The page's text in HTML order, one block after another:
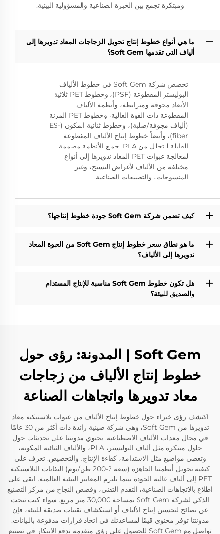
ومبتكرة تجمع بين الخبرة الصناعية والمسؤولية البيئية.
ما هي أنواع خطوط إنتاج تحويل الزجاجات المعاد تدويرها إلى
ألياف التي تقدمها Soft Gem؟
تخصص شركة Soft Gem في خطوط الألياف
البوليستر المقطوعة (PSF)، وخطوط PET ثلاثية
الأبعاد مجوفة ومترابطة، وأنظمة الألياف
المقطوعة ذات القوة العالية، وخطوط PET المرنة
(ألياف مجوفة/صلبة)، وخطوط ثنائية المكون (ES-
fiber)، وأيضاً خطوط إنتاج الألياف المقطوعة
القابلة للتحلل من PLA. جميع الأنظمة مصممة
لمعالجة عبوات PET المعاد تدويرها إلى أنواع
مختلفة من الألياف لأغراض النسيج، وغير
المنسوجات، والتطبيقات الصناعية.
كيف تضمن شركة Soft Gem جودة خطوط إنتاجها؟
ما هو نطاق سعر خطوط إنتاج Soft Gem من العبوة المعاد
تدويرها إلى الألياف؟
هل تكون خطوط Soft Gem مناسبة للإنتاج المستدام
والصديق للبيئة؟
Soft Gem | المدونة: رؤى حول
خطوط إنتاج الألياف من زجاجات
معاد تدويرها واتجاهات الصناعة
اكتشف رؤى خبراء حول خطوط إنتاج الألياف من عبوات بلاستيكية معاد
تدويرها من Soft Gem، وهي شركة صينية رائدة ذات أكثر من 30 عامًا
في مجال معدات الألياف الاصطناعية. يحتوي مدونتنا على تحديثات حول
حلول مبتكرة مثل ألياف البوليستر، PLA، والألياف الثنائية المكونة،
وتغطي مواضيع مثل الاستدامة، كفاءة الإنتاج، والتخصيص. تعرف على
كيفية تحويل أنظمتنا الجاهزة (سعة 2-200 طن/يوم) النفايات البلاستيكية
PET إلى ألياف عالية الجودة بينما تلتزم المعايير البيئية العالمية. ابقى على
اطلاع بالاتجاهات الصناعية، التقدم التقني، وقصص النجاح من مركز التصنيع
الذكي لشركة Soft Gem بمساحة 30,000 متر مربع. سواء كنت تبحث
عن نصائح لتحسين إنتاج الألياف أو استكشاف تقنيات صديقة للبيئة، فإن
مدونتنا توفر محتوى قيمًا لمساعدتك في اتخاذ قرارات مدفوعة بالبيانات.
تواصل مع Soft Gem للحصول على رؤى متقدمة تدفع الابتكار في تصنيع